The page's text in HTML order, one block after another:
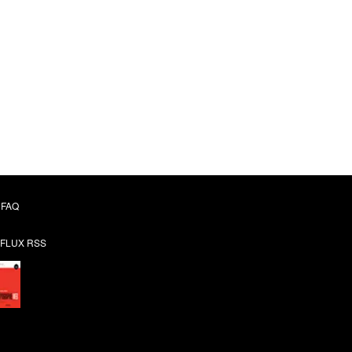
FAQ
FLUX RSS